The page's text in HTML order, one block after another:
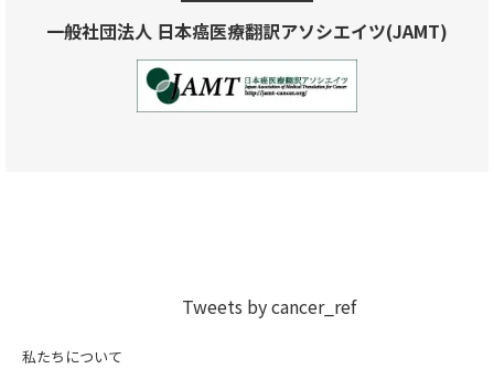
一般社団法人 日本癌医療翻訳アソシエイツ(JAMT)
Tweets by cancer_ref
私たちについて